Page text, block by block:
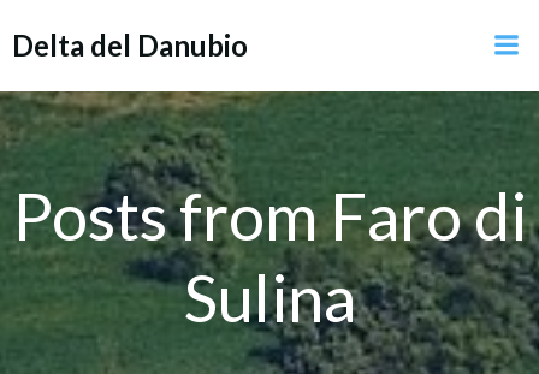
Delta del Danubio
Posts from Faro di
Sulina